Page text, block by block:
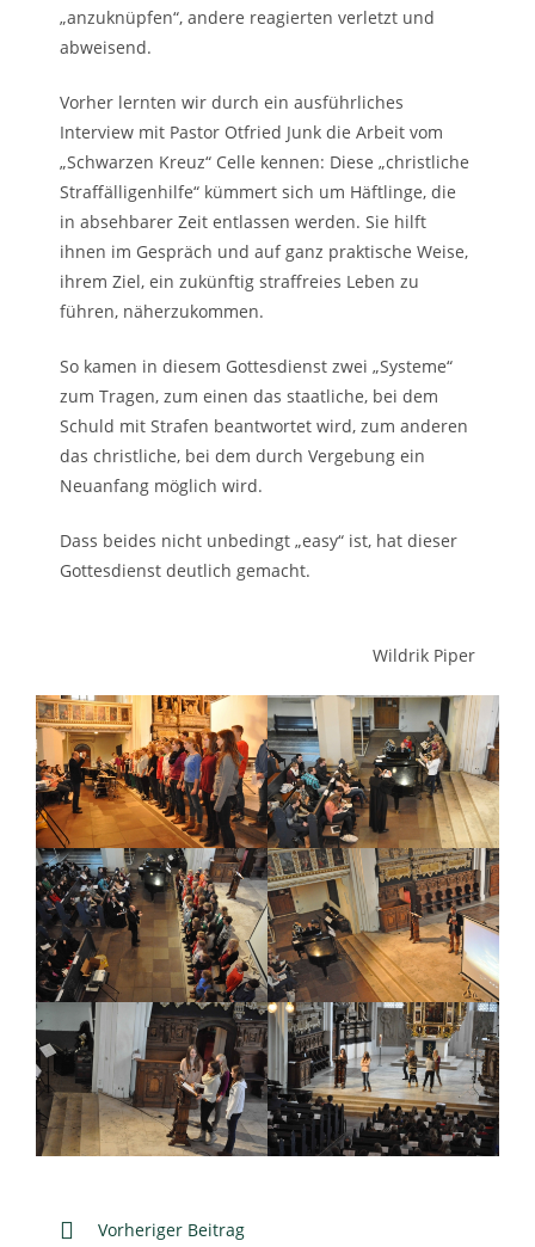
„anzuknüpfen“, andere reagierten verletzt und
abweisend.
Vorher lernten wir durch ein ausführliches
Interview mit Pastor Otfried Junk die Arbeit vom
„Schwarzen Kreuz“ Celle kennen: Diese „christliche
Straffälligenhilfe“ kümmert sich um Häftlinge, die
in absehbarer Zeit entlassen werden. Sie hilft
ihnen im Gespräch und auf ganz praktische Weise,
ihrem Ziel, ein zukünftig straffreies Leben zu
führen, näherzukommen.
So kamen in diesem Gottesdienst zwei „Systeme“
zum Tragen, zum einen das staatliche, bei dem
Schuld mit Strafen beantwortet wird, zum anderen
das christliche, bei dem durch Vergebung ein
Neuanfang möglich wird.
Dass beides nicht unbedingt „easy“ ist, hat dieser
Gottesdienst deutlich gemacht.
Wildrik Piper
WeitereVorheriger Beitrag